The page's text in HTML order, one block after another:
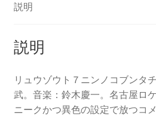
説明
説明
リュウゾウト７ニンノコブンタ
武。音楽：鈴木慶一。名古屋ロ
ニークかつ異色の設定で放つコ